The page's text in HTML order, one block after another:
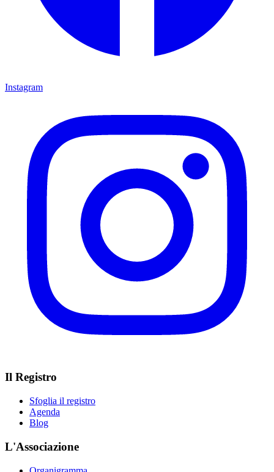
Instagram
Il Registro
Sfoglia il registro
Agenda
Blog
L'Associazione